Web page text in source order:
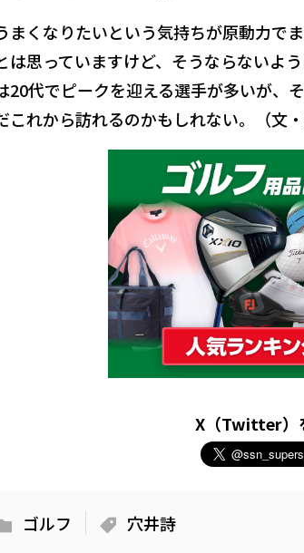
まくなりたいという気持ちが原動力で
は思っていますけど、そうならないよ
20代でピークを迎える選手が多いが、
これから訪れるのかもしれない。（文・
X（Twitter）
ゴルフ 穴井詩